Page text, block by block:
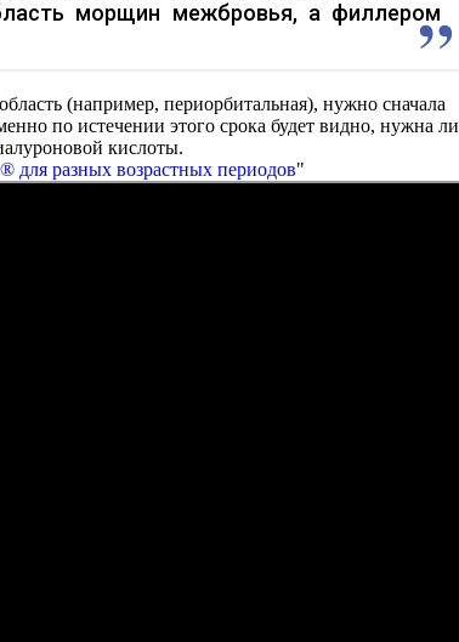
морщин межбровья, а филлером
(например, периорбитальная), нужно сначала
по истечении этого срока будет видно, нужна ли
кислоты.
для разных возрастных периодов"